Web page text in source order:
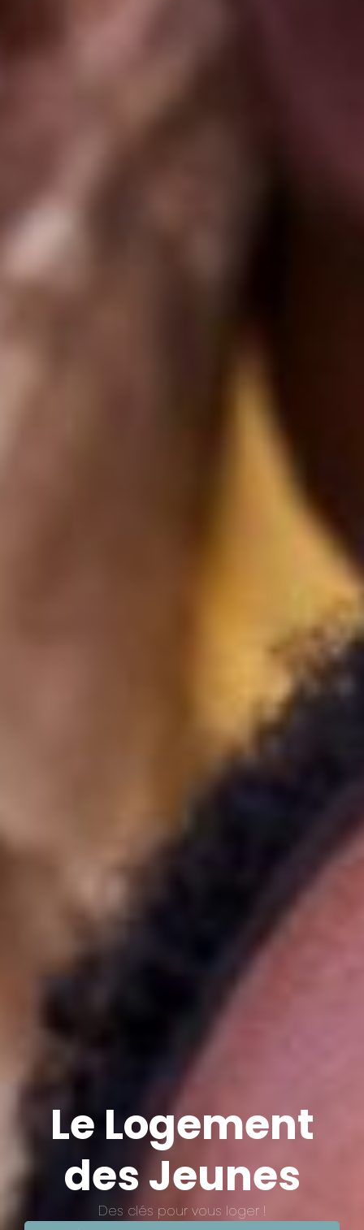
Le Logement
des Jeunes
Des clés pour vous loger !